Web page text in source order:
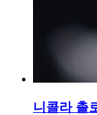
니콜라 촐